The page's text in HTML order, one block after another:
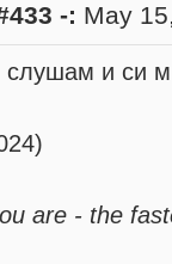
-: May
слушам и си
are - the